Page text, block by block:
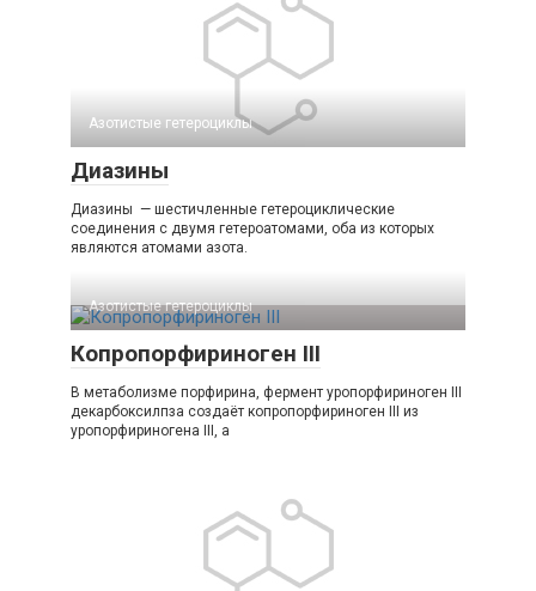
Азотистые гетероциклы‎
Диазины
Диазины — шестичленные гетероциклические
соединения с двумя гетероатомами, оба из которых
являются атомами азота.
Азотистые гетероциклы‎
Копропорфириноген III
В метаболизме порфирина, фермент уропорфириноген III
декарбоксилпза создаёт копропорфириноген III из
уропорфириногена III, а